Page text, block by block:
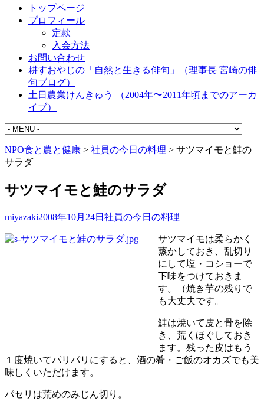
トップページ
プロフィール
定款
入会方法
お問い合わせ
耕すおやじの「自然と生きる俳句」（理事長 宮崎の俳
句ブログ）
土日農業けんきゅう （2004年〜2011年頃までのアーカ
イブ）
NPO食と農と健康 > 社員の今日の料理 > サツマイモと鮭の
サラダ
サツマイモと鮭のサラダ
miyazaki2008年10月24日 社員の今日の料理
サツマイモは柔らかく
蒸かしておき、乱切り
にして塩・コショーで
下味をつけておきま
す。（焼き芋の残りで
も大丈夫です。
鮭は焼いて皮と骨を除
き、荒くほぐしておき
ます。残った皮はもう
１度焼いてパリパリにすると、酒の肴・ご飯のオカズでも美
味しくいただけます。
パセリは荒めのみじん切り。